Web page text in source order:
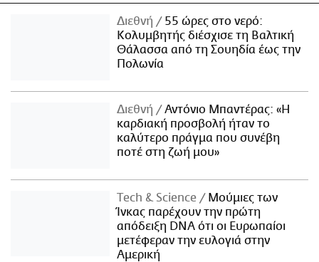
Διεθνή
55 ώρες στο νερό:
Κολυμβητής διέσχισε τη Βαλτική
Θάλασσα από τη Σουηδία έως την
Πολωνία
Διεθνή
Αντόνιο Μπαντέρας: «Η
καρδιακή προσβολή ήταν το
καλύτερο πράγμα που συνέβη
ποτέ στη ζωή μου»
Τech & Science
Μούμιες των
Ίνκας παρέχουν την πρώτη
απόδειξη DNA ότι οι Ευρωπαίοι
μετέφεραν την ευλογιά στην
Αμερική